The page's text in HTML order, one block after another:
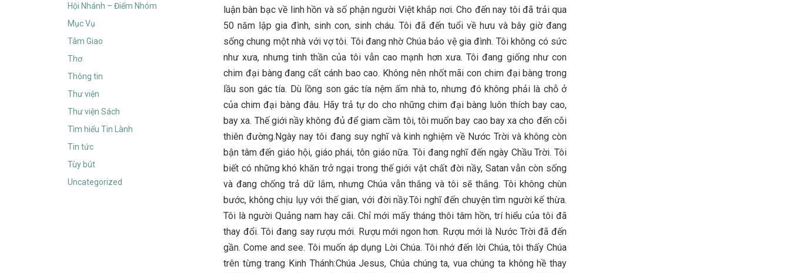
luận bàn bạc về linh hồn và số phận người Việt khắp nơi. Cho đến nay tôi đã trải qua
50 năm lập gia đình, sinh con, sinh cháu. Tôi đã đến tuổi về hưu và bây giờ đang
sống chung một nhà với vợ tôi. Tôi đang nhờ Chúa bảo vệ gia đình. Tôi không có sức
như xưa, nhưng tinh thần của tôi vẫn cao mạnh hơn xưa. Tôi đang giống như con
chim đại bàng đang cất cánh bao cao. Không nên nhốt mãi con chim đại bàng trong
lầu son gác tía. Dù lồng son gác tía nệm ấm nhà to, nhưng đó không phải là chỗ ở
của chim đại bàng đâu. Hãy trả tự do cho những chim đại bàng luôn thích bay cao,
bay xa. Thế giới nầy không đủ để giam cầm tôi, tôi muốn bay cao bay xa cho đến cõi
thiên đường.Ngày nay tôi đang suy nghĩ và kinh nghiệm về Nước Trời và không còn
bận tâm đến giáo hội, giáo phái, tôn giáo nữa. Tôi đang nghĩ đến ngày Chầu Trời. Tôi
biết có những khó khăn trở ngại trong thế giới vật chất đời nầy, Satan vẫn còn sống
và đang chống trả dữ lắm, nhưng Chúa vẫn thắng và tôi sẽ thắng. Tôi không chùn
bước, không chịu lụy với thế gian, với đời nầy.Tôi nghĩ đến chuyện tìm người kế thừa.
Tôi là người Quảng nam hay cãi. Chỉ mới mấy tháng thôi tâm hồn, trí hiểu của tôi đã
thay đổi. Tôi đang say rượu mới. Rượu mới ngon hơn. Rượu mới là Nước Trời đã đến
gần. Come and see. Tôi muốn áp dụng Lời Chúa. Tôi nhớ đến lời Chúa, tôi thấy Chúa
trên từng trang Kinh Thánh:Chúa Jesus, Chúa chúng ta, vua chúng ta không hề thay
Hội Nhánh – Điểm Nhóm
Mục Vụ
Tâm Giao
Thơ
Thông tin
Thư viện
Thư viện Sách
Tìm hiểu Tin Lành
Tin tức
Tùy bút
Uncategorized